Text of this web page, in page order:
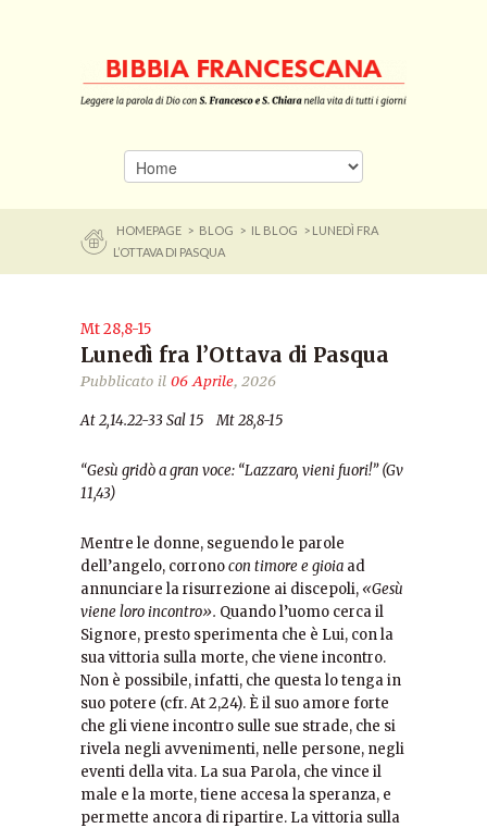
HOMEPAGE > BLOG > IL BLOG
> LUNEDÌ FRA
L’OTTAVA DI PASQUA
Mt 28,8-15
Lunedì fra l’Ottava di Pasqua
Pubblicato il 06 Aprile, 2026
At 2,14.22-33 Sal 15 Mt 28,8-15
“Gesù gridò a gran voce: “Lazzaro, vieni fuori!”(Gv
11,43)
Mentre le donne, seguendo le parole
dell’angelo, corronocon timore e gioia ad
annunciare la risurrezione ai discepoli,«Gesù
viene loro incontro». Quando l’uomo cerca il
Signore, presto sperimenta che è Lui, con la
sua vittoria sulla morte, che viene incontro.
Non è possibile, infatti, che questa lo tenga in
suo potere (cfr. At 2,24). È il suo amore forte
che gli viene incontro sulle sue strade, che si
rivela negli avvenimenti, nelle persone, negli
eventi della vita. La sua Parola, che vince il
male e la morte, tiene accesa la speranza, e
permette ancora di ripartire. La vittoria sulla